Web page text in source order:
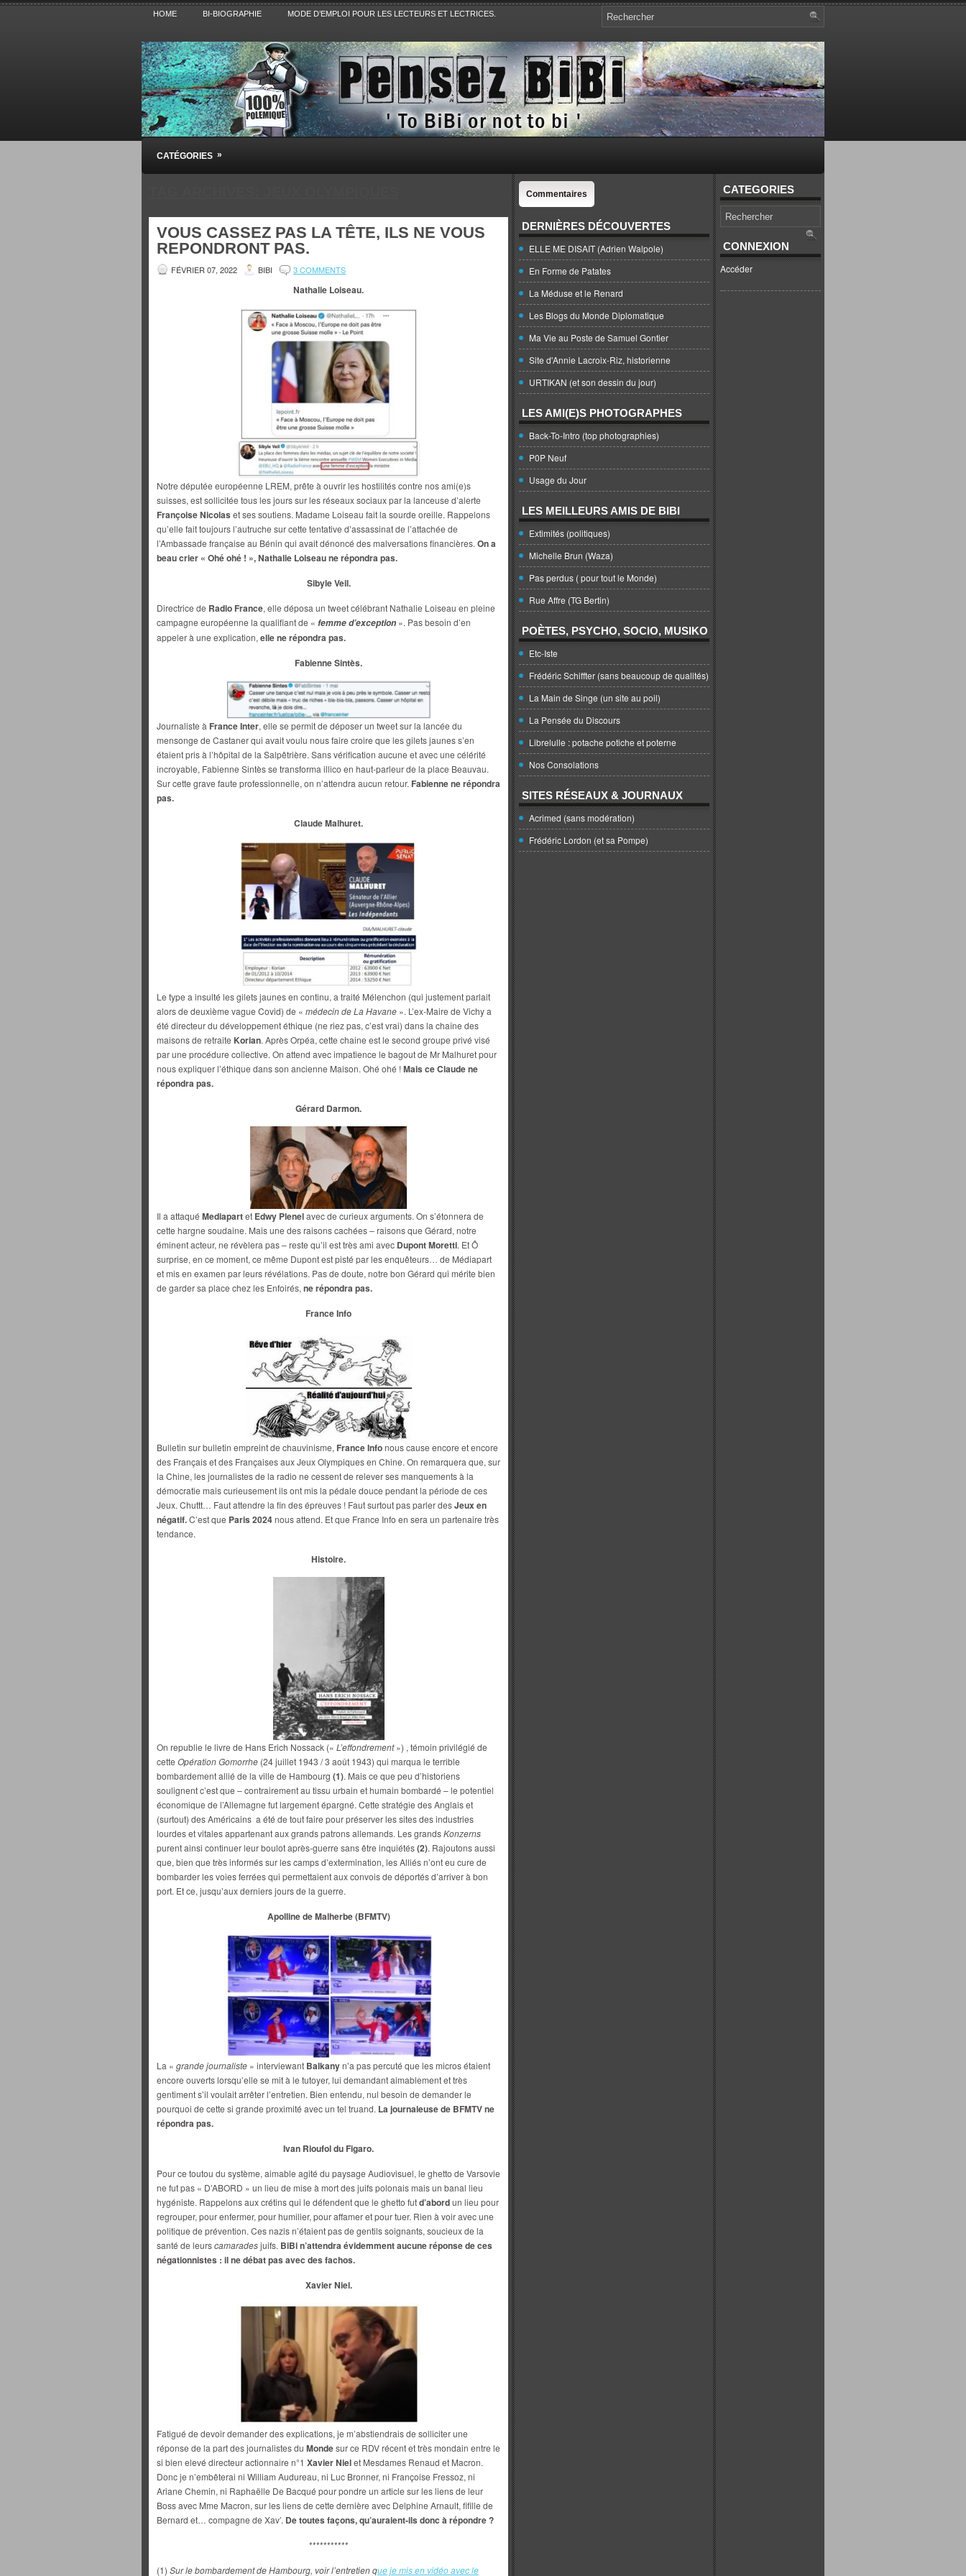
HOME BI-BIOGRAPHIE MODE D’EMPLOI POUR LES LECTEURS ET LECTRICES.
Pensez BiBi
Blog polémique sur l'Actualité, la Culture, la Politique, le Sport,. Avec Revue de presse et de blogs.
CATÉGORIES »
VOUS CASSEZ PAS LA TÊTE, ILS NE VOUS
REPONDRONT PAS.
FÉVRIER 07, 2022 BIBI 3 COMMENTS
Nathalie Loiseau.
Notre députée européenne LREM, prête à ouvrir les hostilités contre nos ami(e)s
suisses, est sollicitée tous les jours sur les réseaux sociaux par la lanceuse d’alerte
Françoise Nicolas et ses soutiens. Madame Loiseau fait la sourde oreille. Rappelons
qu’elle fait toujours l’autruche sur cette tentative d’assassinat de l’attachée de
l’Ambassade française au Bénin qui avait dénoncé des malversations financières. On a
beau crier « Ohé ohé ! », Nathalie Loiseau ne répondra pas.
Sibyle Veil.
Directrice de Radio France, elle déposa un tweet célébrant Nathalie Loiseau en pleine
campagne européenne la qualifiant de « femme d’exception ». Pas besoin d’en
appeler à une explication, elle ne répondra pas.
Fabienne Sintès.
Journaliste à France Inter, elle se permit de déposer un tweet sur la lancée du
mensonge de Castaner qui avait voulu nous faire croire que les gilets jaunes s’en
étaient pris à l’hôpital de la Salpêtrière. Sans vérification aucune et avec une célérité
incroyable, Fabienne Sintès se transforma illico en haut-parleur de la place Beauvau.
Sur cette grave faute professionnelle, on n’attendra aucun retour. Fabienne ne répondra
pas.
Claude Malhuret.
Le type a insulté les gilets jaunes en continu, a traité Mélenchon (qui justement parlait
alors de deuxième vague Covid) de « médecin de La Havane ». L’ex-Maire de Vichy a
été directeur du développement éthique (ne riez pas, c’est vrai) dans la chaîne des
maisons de retraite Korian. Après Orpéa, cette chaine est le second groupe privé visé
par une procédure collective. On attend avec impatience le bagout de Mr Malhuret pour
nous expliquer l’éthique dans son ancienne Maison. Ohé ohé !Mais ce Claude ne
répondra pas.
Gérard Darmon.
Il a attaqué Mediapartet Edwy Plenelavec de curieux arguments. On s’étonnera de
cette hargne soudaine. Mais une des raisons cachées – raisons que Gérard, notre
éminent acteur, ne révèlera pas – reste qu’il est très ami avec Dupont Moretti. Et Ô
surprise, en ce moment, ce même Dupont est pisté par les enquêteurs… de Médiapart
et mis en examen par leurs révélations. Pas de doute, notre bon Gérard qui mérite bien
de garder sa place chez les Enfoirés, ne répondra pas.
France Info
Bulletin sur bulletin empreint de chauvinisme, France Infonous cause encore et encore
des Français et des Françaises aux Jeux Olympiques en Chine. On remarquera que, sur
la Chine, les journalistes de la radio ne cessent de relever ses manquements à la
démocratie mais curieusement ils ont mis la pédale douce pendant la période de ces
Jeux. Chuttt… Faut attendre la fin des épreuves ! Faut surtout pas parler desJeux en
négatif.C’est que Paris 2024nous attend. Et que France Info en sera un partenaire très
tendance.
Histoire.
On republie le livre de Hans Erich Nossack (« L’effondrement») , témoin privilégié de
cette Opération Gomorrhe (24 juillet 1943 / 3 août 1943) qui marqua le terrible
bombardement allié de la ville de Hambourg (1). Mais ce que peu d’historiens
soulignent c’est que – contrairement au tissu urbain et humain bombardé – le potentiel
économique de l’Allemagne fut largement épargné. Cette stratégie des Anglais et
(surtout) des Américains a été de tout faire pour préserver les sites des industries
lourdes et vitales appartenant aux grands patrons allemands. Les grandsKonzerns
purent ainsi continuer leur boulot après-guerre sans être inquiétés(2). Rajoutons aussi
que, bien que très informés sur les camps d’extermination, les Alliés n’ont eu cure de
bombarder les voies ferrées qui permettaient aux convois de déportés d’arriver à bon
port. Et ce, jusqu’aux derniers jours de la guerre.
Apolline de Malherbe (BFMTV)
La « grande journaliste » interviewant Balkanyn’a pas percuté que les micros étaient
encore ouverts lorsqu’elle se mit à le tutoyer, lui demandant aimablement et très
gentiment s’il voulait arrêter l’entretien. Bien entendu, nul besoin de demander le
pourquoi de cette si grande proximité avec un tel truand. La journaleuse de BFMTV ne
répondra pas.
Ivan Rioufol du Figaro.
Pour ce toutou du système, aimable agité du paysage Audiovisuel, le ghetto de Varsovie
ne fut pas « D’ABORD » un lieu de mise à mort des juifs polonais mais un banal lieu
hygéniste. Rappelons aux crétins qui le défendent que le ghetto futd’abordun lieu pour
regrouper, pour enfermer, pour humilier, pour affamer et pour tuer. Rien à voir avec une
politique de prévention. Ces nazis n’étaient pas de gentils soignants, soucieux de la
santé de leurscamaradesjuifs. BiBi n’attendra évidemment aucune réponse de ces
négationnistes : il ne débat pas avec des fachos.
Xavier Niel.
Fatigué de devoir demander des explications, je m’abstiendrais de solliciter une
réponse de la part des journalistes du Mondesur ce RDV récent et très mondain entre le
si bien elevé directeur actionnaire n°1 Xavier Nielet Mesdames Renaud et Macron.
Donc je n’embêterai ni William Audureau, ni Luc Bronner, ni Françoise Fressoz, ni
Ariane Chemin, ni Raphaëlle De Bacqué pour pondre un article sur les liens de leur
Boss avec Mme Macron, sur les liens de cette dernière avec Delphine Arnault, fifille de
Bernard et… compagne de Xav’. De toutes façons, qu’auraient-ils donc à répondre ?
***********
(1) Sur le bombardement de Hambourg, voir l’entretien que je mis en vidéo avec le
Commentaires
DERNIÈRES DÉCOUVERTES
ELLE ME DISAIT (Adrien Walpole)
En Forme de Patates
La Méduse et le Renard
Les Blogs du Monde Diplomatique
Ma Vie au Poste de Samuel Gontier
Site d'Annie Lacroix-Riz, historienne
URTIKAN (et son dessin du jour)
LES AMI(E)S PHOTOGRAPHES
Back-To-Intro (top photographies)
P0P Neuf
Usage du Jour
LES MEILLEURS AMIS DE BIBI
Extimités (politiques)
Michelle Brun (Waza)
Pas perdus ( pour tout le Monde)
Rue Affre (TG Bertin)
POÈTES, PSYCHO, SOCIO, MUSIKO
Etc-Iste
Frédéric Schiffter (sans beaucoup de qualités)
La Main de Singe (un site au poil)
La Pensée du Discours
Librelulle : potache potiche et poterne
Nos Consolations
SITES RÉSEAUX & JOURNAUX
Acrimed (sans modération)
Frédéric Lordon (et sa Pompe)
CATEGORIES
CONNEXION
Accéder